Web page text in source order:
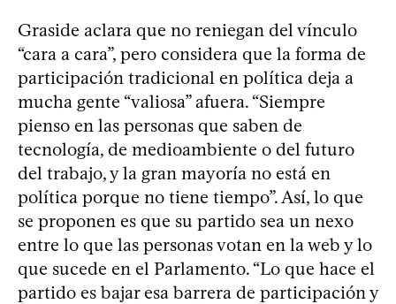
Graside aclara que no reniegan del vínculo
“cara a cara”, pero considera que la forma de
participación tradicional en política deja a
mucha gente “valiosa” afuera. “Siempre
pienso en las personas que saben de
tecnología, de medioambiente o del futuro
del trabajo, y la gran mayoría no está en
política porque no tiene tiempo”. Así, lo que
se proponen es que su partido sea un nexo
entre lo que las personas votan en la web y lo
que sucede en el Parlamento. “Lo que hace el
partido es bajar esa barrera de participación y